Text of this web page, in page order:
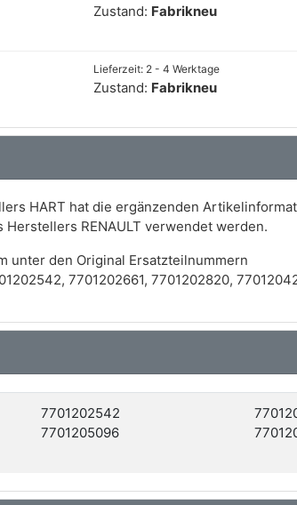
Zustand: Fabrikneu
Lieferzeit: 2 - 4 Werktage
Zustand: Fabrikneu
HART hat die ergänzenden
RENAULT verwendet werden.
unter den Original Ersatzteilnummern
7701202661, 7701202820,
7701202542
7701205096